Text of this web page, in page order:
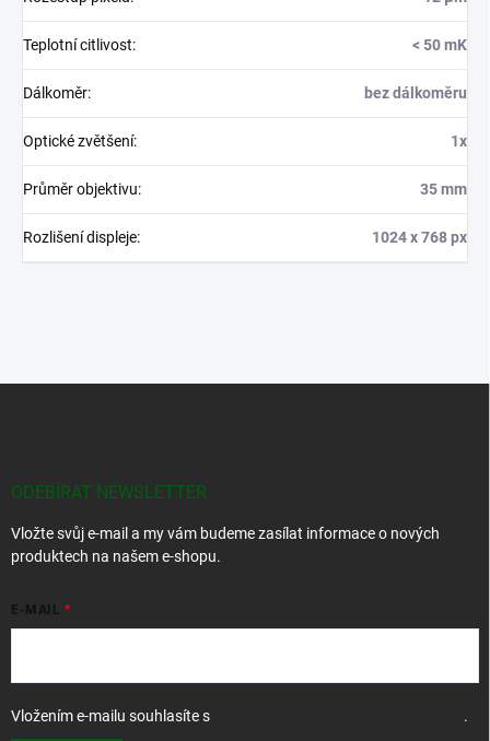
Teplotní citlivost: < 50 mK
Dálkoměr: bez dálkoměru
Optické zvětšení: 1x
Průměr objektivu: 35 mm
Rozlišení displeje: 1024 x 768 px
ODEBÍRAT NEWSLETTER
Vložte svůj e-mail a my vám budeme zasílat informace o nových
produktech na našem e-shopu.
E-MAIL
Vložením e-mailu souhlasíte s .